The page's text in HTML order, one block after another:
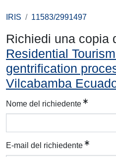
IRIS 11583/2991497
Richiedi una copia
Residential
gentrification
Vilcabamba
Nome del richiedente
E-mail del richiedente